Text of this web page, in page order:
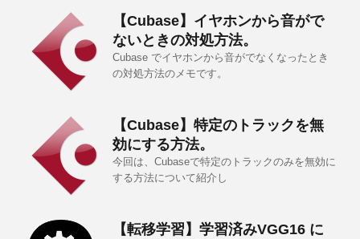
【Cubase】イヤホンから音がで
ないときの対処方法。
Cubase でイヤホンから音がでなくなったとき
の対処方法のメモです。
【Cubase】特定のトラックを無
効にする方法。
今回は、Cubaseで特定のトラックのみを無効に
する方法について紹介し
【転移学習】学習済みVGG16 に